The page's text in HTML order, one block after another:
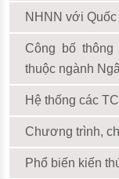
NHNN với
Công bố
thuộc ngành
Hệ thống các
Chương trình,
Phổ biến kiến